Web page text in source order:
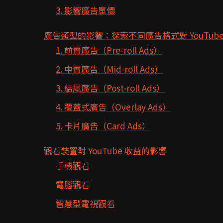
3. 影響廣告單價
廣告類型的影響：探索不同廣告格式對
1. 前置廣告（Pre-roll Ads）
2. 中置廣告（Mid-roll Ads）
3. 結尾廣告（Post-roll Ads）
4. 覆蓋式廣告（Overlay Ads）
5. 卡片廣告（Card Ads）
觀看裝置對 YouTube 收益的影響
手機觀看
電腦觀看
智慧型電視觀看